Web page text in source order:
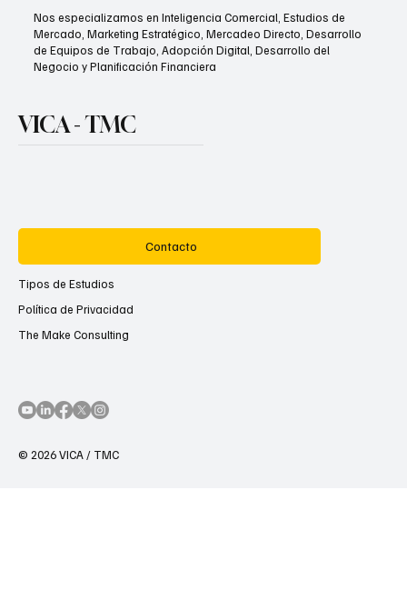
Nos especializamos en Inteligencia Comercial, Estudios de
Mercado, Marketing Estratégico, Mercadeo Directo, Desarrollo
de Equipos de Trabajo, Adopción Digital, Desarrollo del
Negocio y Planificación Financiera
VICA - TMC
Contacto
Tipos de Estudios
Política de Privacidad
The Make Consulting
© 2026 VICA / TMC